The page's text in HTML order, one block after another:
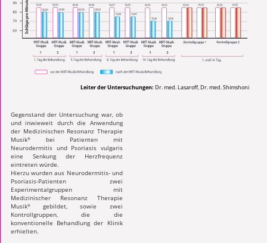
Leiter der Untersuchungen:Dr. med. Lasaroff, Dr. med. Shimshoni
Gegenstand der Untersuchung war, ob
und inwieweit durch die Anwendung
der Medizinischen Resonanz Therapie
Musik®bei Patienten mit
Neurodermitis und Psoriasis vulgaris
eine Senkung der Herzfrequenz
eintreten würde.
Hierzu wurden aus Neurodermitis- und
Psoriasis-Patienten zwei
Experimentalgruppen mit
Medizinischer Resonanz Therapie
Musik®gebildet, sowie zwei
Kontrollgruppen, die die
konventionelle Behandlung der Klinik
erhielten.